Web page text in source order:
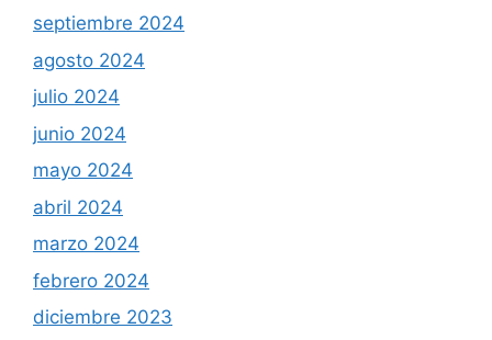
septiembre 2024
agosto 2024
julio 2024
junio 2024
mayo 2024
abril 2024
marzo 2024
febrero 2024
diciembre 2023